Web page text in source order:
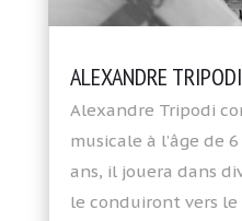
ALEXANDRE
Alexandre Tripodi
musicale à l’âge de
ans, il jouera dans
le conduiront vers le